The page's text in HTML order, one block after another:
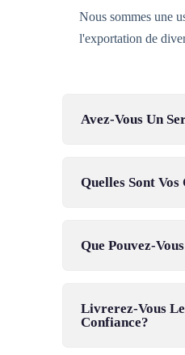
Nous sommes une
l'exportation de
Avez-Vous Un
Quelles Sont
Que Pouvez-
Livrerez-Vous
Confiance?